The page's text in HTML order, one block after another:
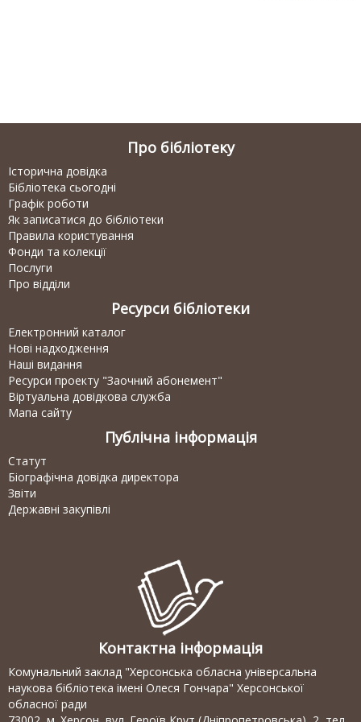
Про бібліотеку
Історична довідка
Бібліотека сьогодні
Графік роботи
Як записатися до бібліотеки
Правила користування
Фонди та колекції
Послуги
Про відділи
Ресурси бібліотеки
Електронний каталог
Нові надходження
Наші видання
Ресурси проекту "Заочний абонемент"
Віртуальна довідкова служба
Мапа сайту
Публічна інформація
Статут
Біографічна довідка директора
Звіти
Державні закупівлі
Контактна інформація
Комунальний заклад "Херсонська обласна універсальна
наукова бібліотека імені Олеся Гончара" Херсонської
обласної ради